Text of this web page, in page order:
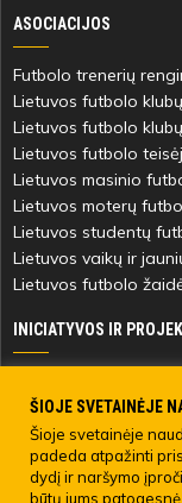
ASOCIACIJOS
Futbolo trenerių
Lietuvos futbolo
Lietuvos futbolo
Lietuvos futbolo
Lietuvos masinio
Lietuvos moterų
Lietuvos studentų
Lietuvos vaikų ir
Lietuvos futbolo
INICIATYVOS IR
Paramos fondai
Medicinos centras
Live Your Goals
ŠIOJE SVETAINĖJE
Šioje svetainėje
padeda atpažinti
dydį ir naršymo
būtų jums